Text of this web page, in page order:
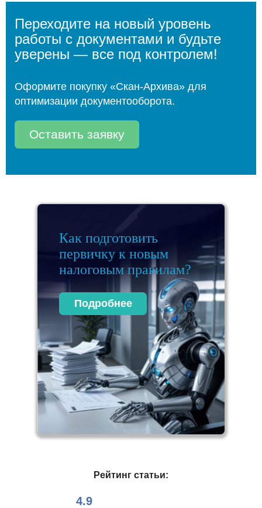
Переходите на новый уровень
работы с документами и будьте
уверены — все под контролем!
Оформите покупку «Скан-Архива» для
оптимизации документооборота.
Оставить заявку
Как подготовить
первичку к новым
налоговым правилам?
Подробнее
Рейтинг статьи:
4.9